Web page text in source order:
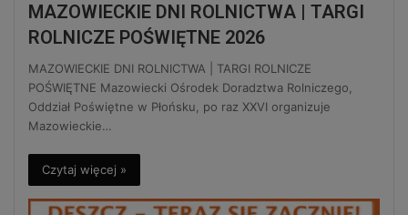
MAZOWIECKIE DNI ROLNICTWA | TARGI
ROLNICZE POŚWIĘTNE 2026
MAZOWIECKIE DNI ROLNICTWA | TARGI ROLNICZE
POŚWIĘTNE Mazowiecki Ośrodek Doradztwa Rolniczego,
Oddział Poświętne w Płońsku, po raz XXVI organizuje
Mazowieckie…
Czytaj więcej »